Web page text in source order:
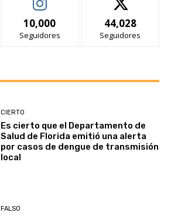
10,000
Seguidores
44,028
Seguidores
CIERTO
Es cierto que el Departamento de
Salud de Florida emitió una alerta
por casos de dengue de transmisión
local
FALSO